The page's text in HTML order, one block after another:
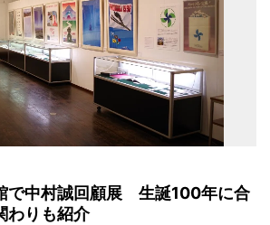
で中村誠回顧展 生誕100年に合
わりも紹介